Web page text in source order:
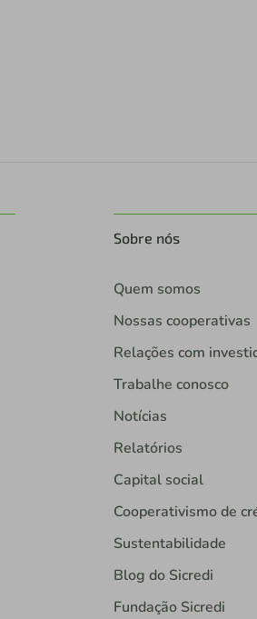
Sobre nós
Quem somos
Nossas cooperativas
Relações com
Trabalhe conosco
Notícias
Relatórios
Capital social
Cooperativismo de
Sustentabilidade
Blog do Sicredi
Fundação Sicredi